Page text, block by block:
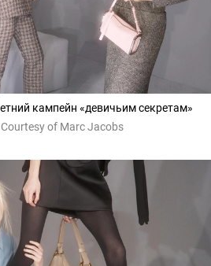
кампейн «девичьим секретам»
Courtesy of Marc Jacobs